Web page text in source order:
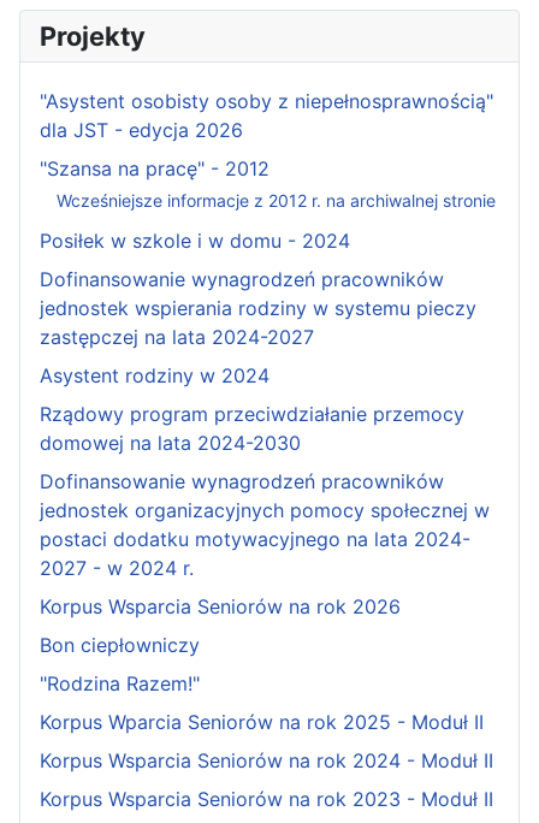
Projekty
"Asystent osobisty osoby z niepełnosprawnością"
dla JST - edycja 2026
"Szansa na pracę" - 2012
Wcześniejsze informacje z 2012 r. na archiwalnej stronie
Posiłek w szkole i w domu - 2024
Dofinansowanie wynagrodzeń pracowników
jednostek wspierania rodziny w systemu pieczy
zastępczej na lata 2024-2027
Asystent rodziny w 2024
Rządowy program przeciwdziałanie przemocy
domowej na lata 2024-2030
Dofinansowanie wynagrodzeń pracowników
jednostek organizacyjnych pomocy społecznej w
postaci dodatku motywacyjnego na lata 2024-
2027 - w 2024 r.
Korpus Wsparcia Seniorów na rok 2026
Bon ciepłowniczy
"Rodzina Razem!"
Korpus Wparcia Seniorów na rok 2025 - Moduł II
Korpus Wsparcia Seniorów na rok 2024 - Moduł II
Korpus Wsparcia Seniorów na rok 2023 - Moduł II